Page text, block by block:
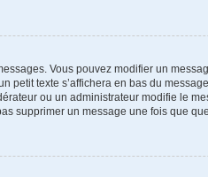
Vous pouvez modifier un
texte s’affichera en bas du
ou un administrateur modifie le
supprimer un message une fois que